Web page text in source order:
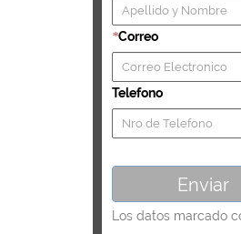
*Correo
Telefono
Los datos marcado